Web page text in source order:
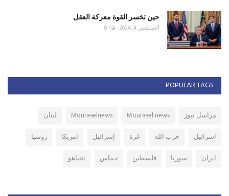
حين تخسر القوة معركة العقل
أغسطس 4, 2026 0
POPULAR TAGS
مراسل نيوز Mourasel news
Mouraselnews
لبنان
اسرائيل
حزب الله غزة إسرائيل امريكا
روسيا
ايران
سوريا فلسطين حماس نتنياهو